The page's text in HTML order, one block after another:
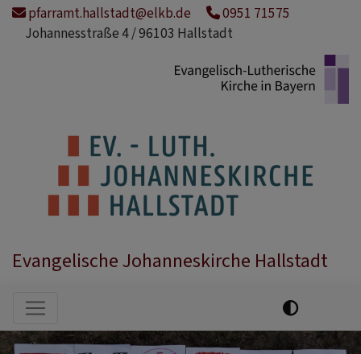
Direktpfarramt.hallstadt@elkb.de
0951 71575
Johannesstraße 4 / 96103 Hallstadt
Evangelische Johanneskirche Hallstadt
Hauptnavigation